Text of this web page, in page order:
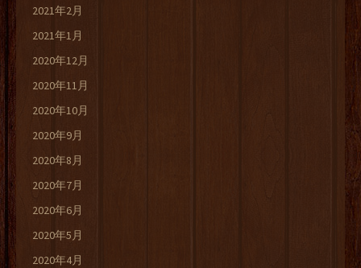
2021年2月
2021年1月
2020年12月
2020年11月
2020年10月
2020年9月
2020年8月
2020年7月
2020年6月
2020年5月
2020年4月